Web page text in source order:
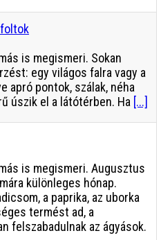
is megismeri. Sokan
egy világos falra vagy a
apró pontok, szálak, néha
úszik el a látótérben. Ha [...]
is megismeri. Augusztus
különleges hónap.
a paprika, az uborka
termést ad, a
felszabadulnak az ágyások.